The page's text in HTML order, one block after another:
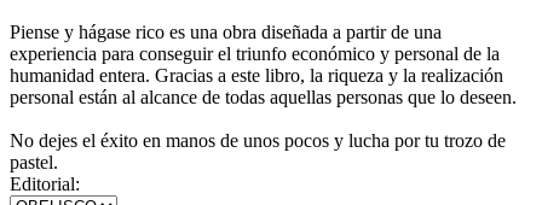
Piense y hágase rico es una obra diseñada a partir de una
experiencia para conseguir el triunfo económico y personal de la
humanidad entera. Gracias a este libro, la riqueza y la realización
personal están al alcance de todas aquellas personas que lo deseen.
No dejes el éxito en manos de unos pocos y lucha por tu trozo de
pastel.
Editorial: